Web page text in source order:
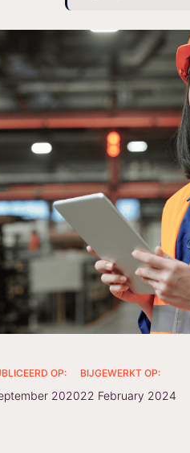
OP:
2020
BIJGEWERKT OP:
22 February 2024